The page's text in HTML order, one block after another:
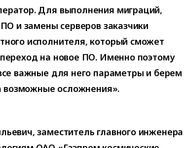
Для выполнения миграций,
и замены серверов заказчики
исполнителя, который сможет
на новое ПО. Именно поэтому
важные для него параметры и берем
возможные осложнения».
заместитель главного инженера